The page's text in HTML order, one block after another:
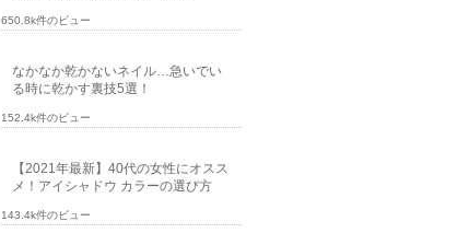
650.8k件のビュー
なかなか乾かないネイル…急いでい
る時に乾かす裏技5選！
152.4k件のビュー
【2021年最新】40代の女性にオスス
メ！アイシャドウ カラーの選び方
143.4k件のビュー